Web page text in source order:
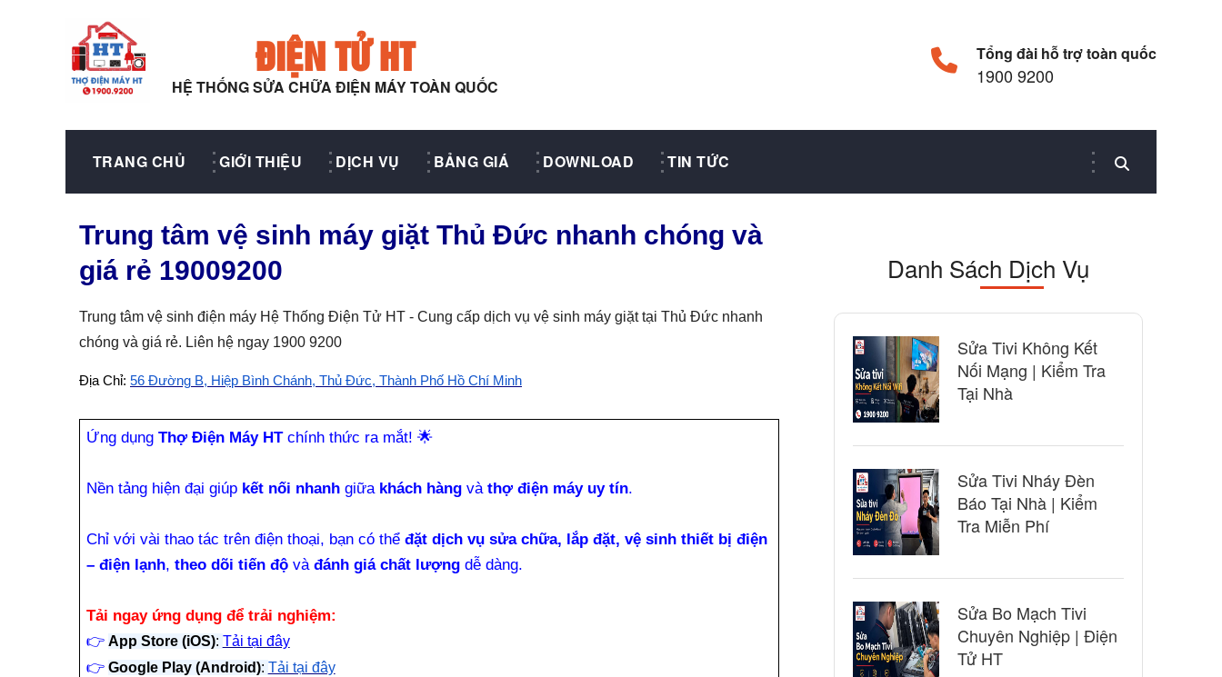
ĐIỆN TỬ HT
HỆ THỐNG SỬA CHỮA ĐIỆN MÁY TOÀN QUỐC
Tổng đài hỗ trợ toàn quốc
1900 9200
TRANG CHỦ GIỚI THIỆU DỊCH VỤ BẢNG GIÁ DOWNLOAD TIN TỨC
Trung tâm vệ sinh máy giặt Thủ Đức nhanh chóng và
giá rẻ 19009200
Trung tâm vệ sinh điện máy Hệ Thống Điện Tử HT - Cung cấp dịch vụ vệ sinh máy giặt tại Thủ Đức nhanh
chóng và giá rẻ. Liên hệ ngay 1900 9200
Địa Chỉ: 56 Đường B, Hiệp Bình Chánh, Thủ Đức, Thành Phố Hồ Chí Minh
Ứng dụng Thợ Điện Máy HTchính thức ra mắt! 🌟
Nền tảng hiện đại giúp kết nối nhanhgiữa khách hàngvà thợ điện máy uy tín.
Chỉ với vài thao tác trên điện thoại, bạn có thể đặt dịch vụ sửa chữa, lắp đặt, vệ sinh thiết bị điện
– điện lạnh, theo dõi tiến độvà đánh giá chất lượngdễ dàng.
Tải ngay ứng dụng để trải nghiệm:
👉 App Store (iOS): Tải tại đây
👉 Google Play (Android): Tải tại đây
Danh Sách Dịch Vụ
Sửa Tivi Không Kết
Nối Mạng | Kiểm Tra
Tại Nhà
Sửa Tivi Nháy Đèn
Báo Tại Nhà | Kiểm
Tra Miễn Phí
Sửa Bo Mạch Tivi
Chuyên Nghiệp | Điện
Tử HT